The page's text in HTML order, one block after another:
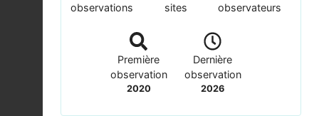
observations sites observateurs
Première
observation
2020
Dernière
observation
2026